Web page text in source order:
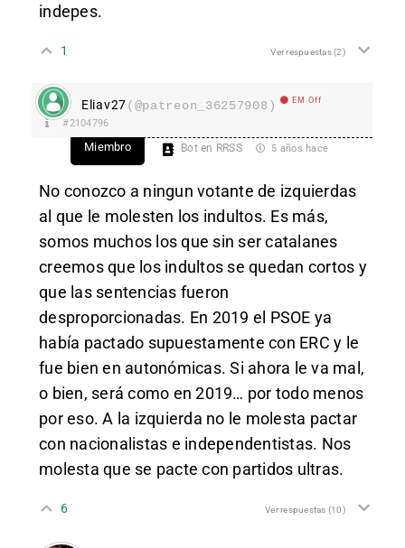
indepes.
1 Ver respuestas(2)
Eliav27(@patreon_36257908) EM Off
#2104796
Miembro Bot en RRSS 5 años hace
No conozco a ningun votante de izquierdas
al que le molesten los indultos. Es más,
somos muchos los que sin ser catalanes
creemos que los indultos se quedan cortos y
que las sentencias fueron
desproporcionadas. En 2019 el PSOE ya
había pactado supuestamente con ERC y le
fue bien en autonómicas. Si ahora le va mal,
o bien, será como en 2019… por todo menos
por eso. A la izquierda no le molesta pactar
con nacionalistas e independentistas. Nos
molesta que se pacte con partidos ultras.
6 Ver respuestas (10)